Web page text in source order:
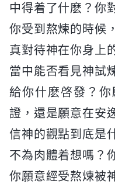
中得着了什麽？你
你受到熬煉的時候
真對待神在你身上
當中能否看見神試
給你什麽啓發？
證，還是願意在安
信神的觀點到底是
不為肉體着想嗎？
你願意經受熬煉被